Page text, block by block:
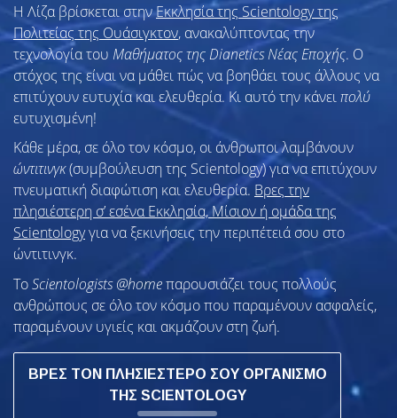
Η Λίζα βρίσκεται στηνΕκκλησία της Scientology της
Πολιτείας της Ουάσιγκτον, ανακαλύπτοντας την
τεχνολογία του Μαθήματος της Dianetics Νέας Εποχής. Ο
στόχος της είναι να μάθει πώς να βοηθάει τους άλλους να
επιτύχουν ευτυχία και ελευθερία. Κι αυτό την κάνειπολύ
ευτυχισμένη!
Κάθε μέρα, σε όλο τον κόσμο, οι άνθρωποι λαμβάνουν
ώντιτινγκ(συμβούλευση της Scientology) για να επιτύχουν
πνευματική διαφώτιση και ελευθερία. Βρες την
πλησιέστερη σ’ εσένα Εκκλησία, Μίσιον ή ομάδα της
Scientologyγια να ξεκινήσεις την περιπέτειά σου στο
ώντιτινγκ.
ToScientologists @homeπαρουσιάζει τους πολλούς
ανθρώπους σε όλο τον κόσμο που παραμένουν ασφαλείς,
παραμένουν υγιείς και ακμάζουν στη ζωή.
ΒΡΕΣ ΤΟΝ ΠΛΗΣΙΕΣΤΕΡΟ ΣΟΥ ΟΡΓΑΝΙΣΜΟ
ΤΗΣ SCIENTOLOGY